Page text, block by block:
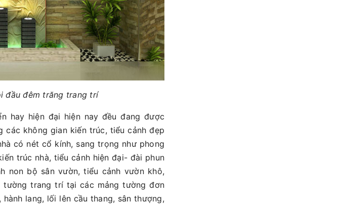
đầu đêm trăng trang trí
hay hiện đại hiện nay đều đang được
các không gian kiến trúc, tiểu cảnh đẹp
có nét cổ kính, sang trọng như phong
trúc nhà, tiểu cảnh hiện đại- đài phun
non bộ sân vườn, tiểu cảnh vườn khô,
trang trí tại các mảng tường đơn
lang, lối lên cầu thang, sân thượng,